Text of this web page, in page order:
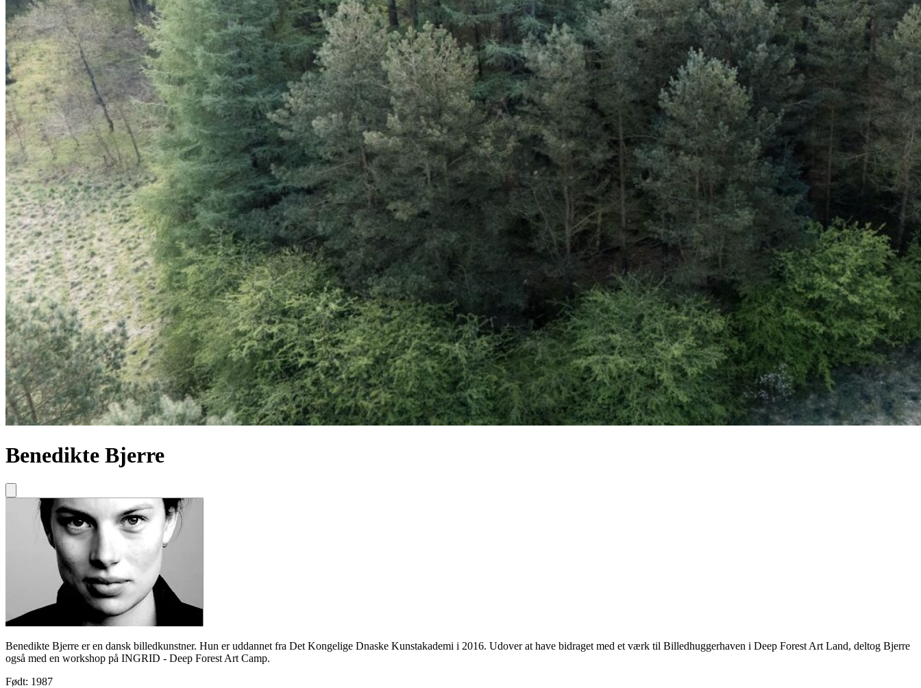
Benedikte Bjerre
Benedikte Bjerre er en dansk billedkunstner. Hun er uddannet fra Det Kongelige Dnaske Kunstakademi i 2016. Udover at have bidraget med et værk til Billedhuggerhaven i Deep Forest Art Land, deltog Bjerre
også med en workshop på INGRID - Deep Forest Art Camp.
Født: 1987